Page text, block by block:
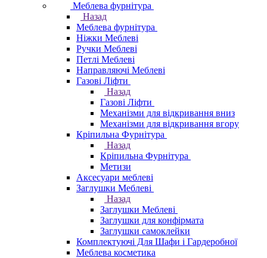
Меблева фурнітура
Назад
Меблева фурнітура
Ніжки Меблеві
Ручки Меблеві
Петлі Меблеві
Направляючі Меблеві
Газові Ліфти
Назад
Газові Ліфти
Механізми для відкривання вниз
Механізми для відкривання вгору
Кріпильна Фурнітура
Назад
Кріпильна Фурнітура
Метизи
Аксесуари меблеві
Заглушки Меблеві
Назад
Заглушки Меблеві
Заглушки для конфірмата
Заглушки самоклейки
Комплектуючі Для Шафи і Гардеробної
Меблева косметика